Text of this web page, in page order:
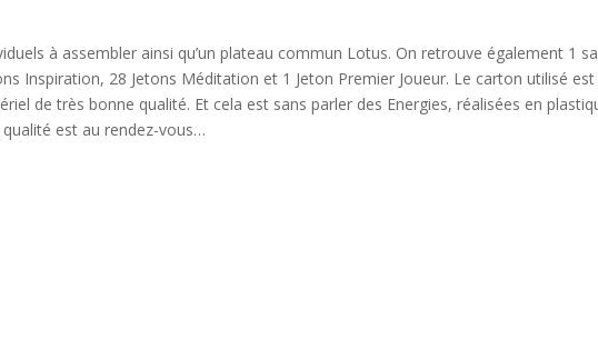
à assembler ainsi qu’un plateau commun Lotus. On retrouve également 1
Inspiration, 28 Jetons Méditation et 1 Jeton Premier Joueur. Le carton utilisé est
de très bonne qualité. Et cela est sans parler des Energies, réalisées en
est au rendez-vous…